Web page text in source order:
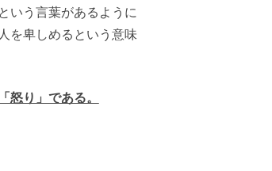
いう言葉があるように
を卑しめるという意味
怒り」である。